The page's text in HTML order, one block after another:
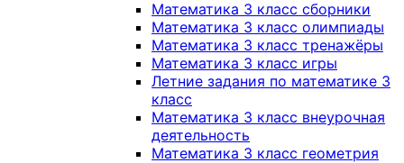
Математика 3 класс сборники
Математика 3 класс олимпиады
Математика 3 класс тренажёры
Математика 3 класс игры
Летние задания по математике 3
класс
Математика 3 класс внеурочная
деятельность
Математика 3 класс геометрия